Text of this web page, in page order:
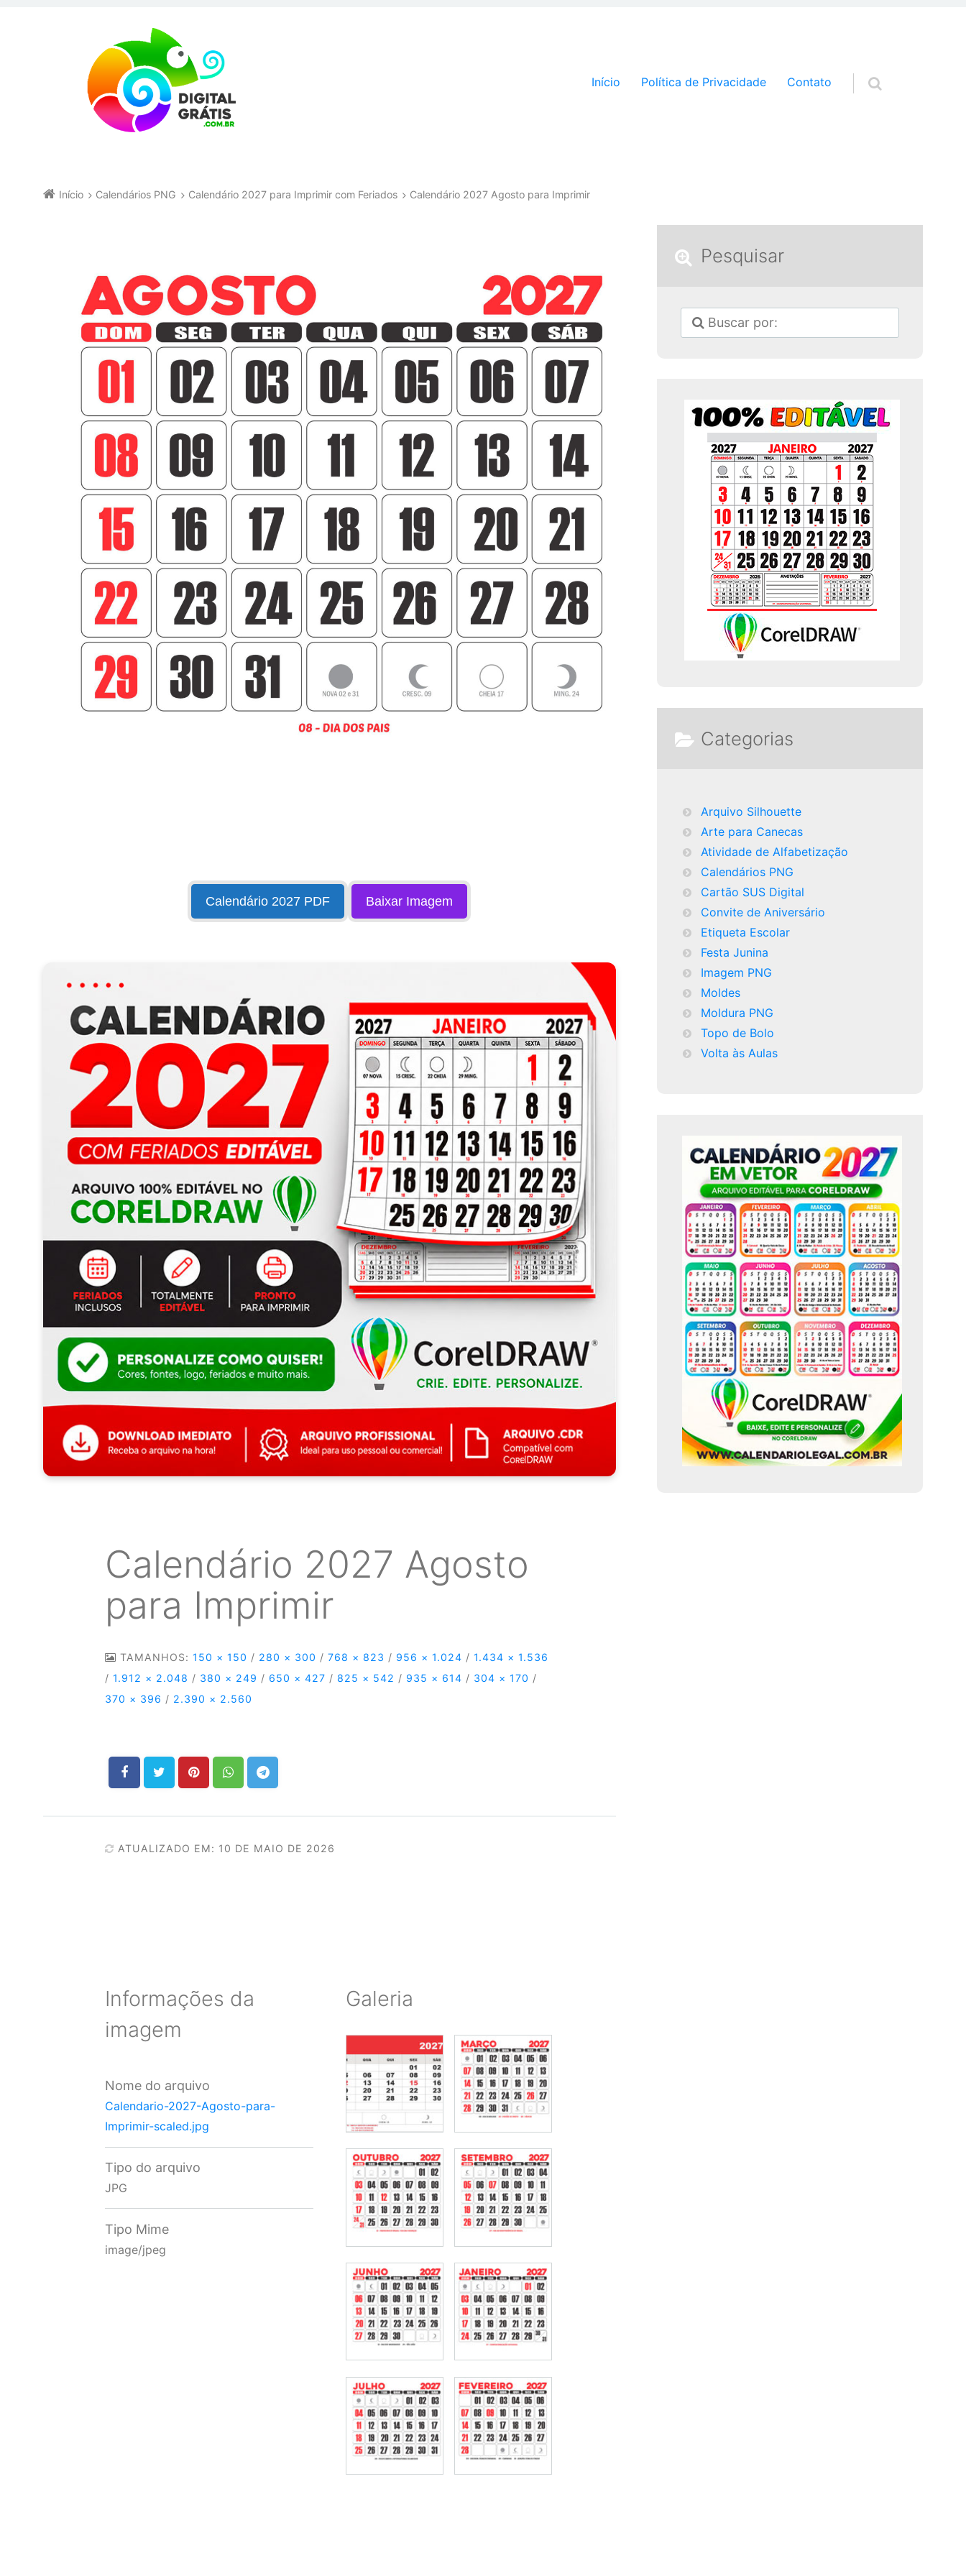
Pular para o conteúdo
Início Política de Privacidade Contato
Início Calendários PNG Calendário 2027 para Imprimir com Feriados Calendário 2027 Agosto para Imprimir
Calendário 2027 PDF Baixar Imagem
Calendário 2027 Agosto
para Imprimir
TAMANHOS:150 × 150 / 280 × 300 / 768 × 823 / 956 × 1.024 / 1.434 × 1.536
/ 1.912 × 2.048 / 380 × 249 / 650 × 427 / 825 × 542 / 935 × 614 / 304 × 170 /
370 × 396 / 2.390 × 2.560
ATUALIZADO EM: 10 DE MAIO DE 2026
Informações da
imagem
Nome do arquivo
Calendario-2027-Agosto-para-
Imprimir-scaled.jpg
Tipo do arquivo
JPG
Tipo Mime
image/jpeg
Galeria
Pesquisar
Categorias
Arquivo Silhouette
Arte para Canecas
Atividade de Alfabetização
Calendários PNG
Cartão SUS Digital
Convite de Aniversário
Etiqueta Escolar
Festa Junina
Imagem PNG
Moldes
Moldura PNG
Topo de Bolo
Volta às Aulas